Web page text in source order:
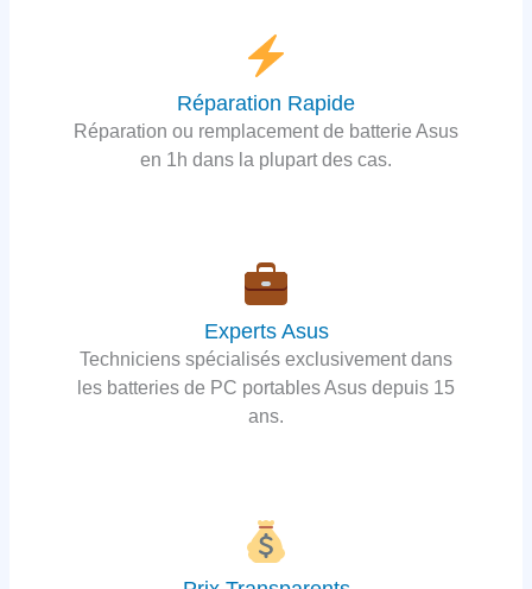
Réparation Rapide
Réparation ou remplacement de batterie Asus
en 1h dans la plupart des cas.
Experts Asus
Techniciens spécialisés exclusivement dans
les batteries de PC portables Asus depuis 15
ans.